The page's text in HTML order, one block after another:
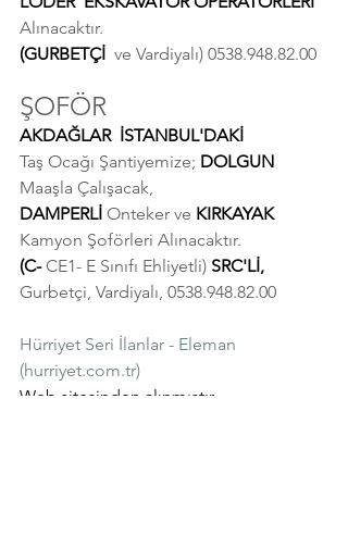
Alınacaktır.
(GURBETÇİ ve Vardiyalı) 0538.948.82.00
ŞOFÖR
AKDAĞLAR  İSTANBUL'DAKİ
Taş Ocağı Şantiyemize; DOLGUN
Maaşla Çalışacak,
DAMPERLİ Onteker ve KIRKAYAK
Kamyon Şoförleri Alınacaktır.
(C- CE1- E Sınıfı Ehliyetli) SRC'Lİ,
Gurbetçi, Vardiyalı, 0538.948.82.00
Hürriyet Seri İlanlar - Eleman
(hurriyet.com.tr)
Web sitesinden alınmıştır.